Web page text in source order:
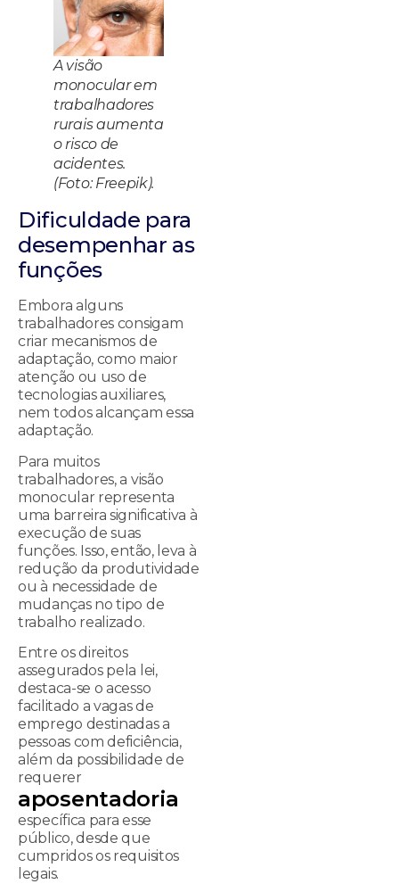
A visão
monocular em
trabalhadores
rurais aumenta
o risco de
acidentes.
(Foto: Freepik).
Dificuldade para
desempenhar as
funções
Embora alguns
trabalhadores consigam
criar mecanismos de
adaptação, como maior
atenção ou uso de
tecnologias auxiliares,
nem todos alcançam essa
adaptação.
Para muitos
trabalhadores, a visão
monocular representa
uma barreira significativa à
execução de suas
funções. Isso, então, leva à
redução da produtividade
ou à necessidade de
mudanças no tipo de
trabalho realizado.
Entre os direitos
assegurados pela lei,
destaca-se o acesso
facilitado a vagas de
emprego destinadas a
pessoas com deficiência,
além da possibilidade de
requerer
aposentadoria
específica para esse
público, desde que
cumpridos os requisitos
legais.